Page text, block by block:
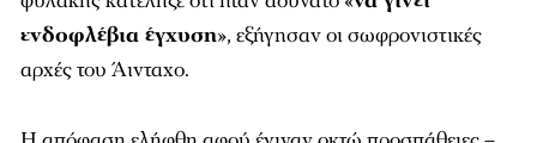
ενδοφλέβια έγχυση», εξήγησαν οι σωφρονιστικές
αρχές του Άινταχο.